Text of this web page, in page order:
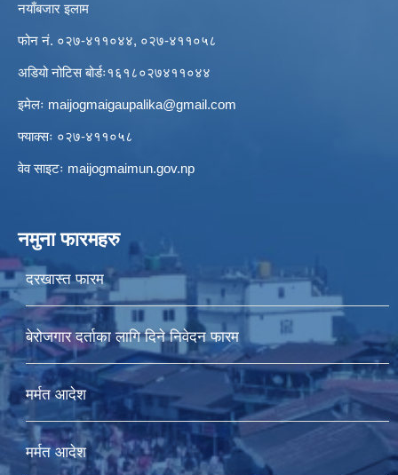
नयाँबजार इलाम
फोन नं. ०२७-४११०४४, ०२७-४११०५८
अडियो नोटिस बोर्डः१६१८०२७४११०४४
इमेलः maijogmaigaupalika@gmail.com
फ्याक्सः ०२७-४११०५८
वेव साइटः maijogmaimun.gov.np
नमुना फारमहरु
दरखास्त फारम
बेरोजगार दर्ताका लागि दिने निवेदन फारम
मर्मत आदेश
मर्मत आदेश